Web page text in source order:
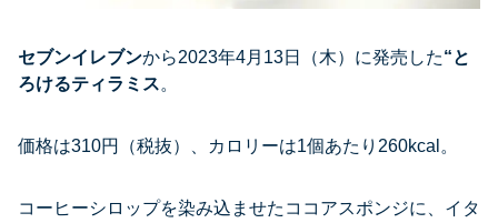
セブンイレブンから2023年4月13日（木）に発売した“と
ろけるティラミス。
価格は310円（税抜）、カロリーは1個あたり260kcal。
コーヒーシロップを染み込ませたココアスポンジに、イタ